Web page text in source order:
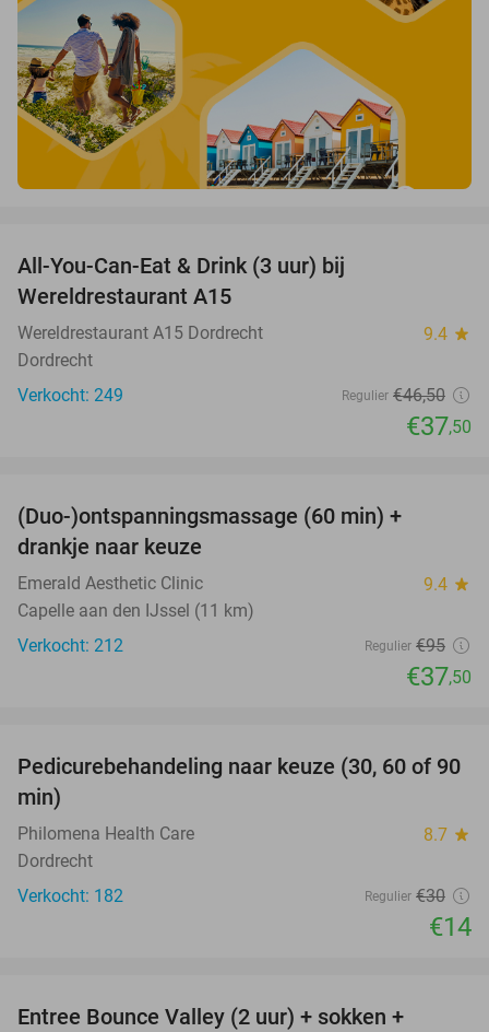
All-You-Can-Eat & Drink (3 uur) bij
Wereldrestaurant A15
Wereldrestaurant A15 Dordrecht 9.4 star
Dordrecht
Verkocht: 249
Regulier €46,50
€37,50
(Duo-)ontspanningsmassage (60 min) +
drankje naar keuze
Emerald Aesthetic Clinic 9.4 star
Capelle aan den IJssel (11 km)
Verkocht: 212
Regulier €95
€37,50
53%
Pedicurebehandeling naar keuze (30, 60 of 90
min)
Philomena Health Care 8.7 star
Dordrecht
Verkocht: 182
Regulier €30
€14
Entree Bounce Valley (2 uur) + sokken +